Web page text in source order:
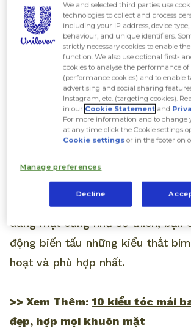
Tóc mái thưa buộc cao thắt bím.
Dẫn đầu danh sách các kiểu tóc
cao chính là tóc thắt bím. Kiểu
những cô nàng theo đuổi phong
nhưng vẫn toát lên vẻ năng động,
dáng mặt cũng như sở thích, bạn
động biến tấu những kiểu thắt
hoạt và phù hợp nhất.
>> Xem Thêm: 10 kiểu tóc mái
đẹp, hợp mọi khuôn mặt
We and selected third parties use
technologies to collect and process
including your IP address, device
behaviour, and unique identifiers.
strictly necessary cookies to enable
function. We also use optional first-
cookies to analyse the performance
(performance cookies) and to enable
advertising and social sharing
Instagram, etc. (targeting cookies).
in our Cookie Statement and
For more information and to change
at any time click the Cookie settings
Cookie settings or in the footer on
Manage preferences
Decline